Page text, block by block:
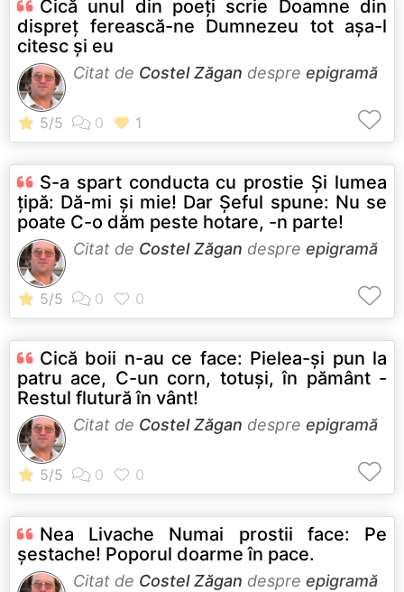
Cică unul din poeţi scrie Doamne din
dispreţ ferească-ne Dumnezeu tot aşa-l
citesc şi eu
Citat de Costel Zăgan despre epigramă
S-a spart conducta cu prostie Şi lumea
ţipă: Dă-mi şi mie! Dar Şeful spune: Nu se
poate C-o dăm peste hotare, -n parte!
Citat de Costel Zăgan despre epigramă
Cică boii n-au ce face: Pielea-şi pun la
patru ace, C-un corn, totuşi, în pământ -
Restul flutură în vânt!
Citat de Costel Zăgan despre epigramă
Nea Livache Numai prostii face: Pe
şestache! Poporul doarme în pace.
Citat de Costel Zăgan despre epigramă